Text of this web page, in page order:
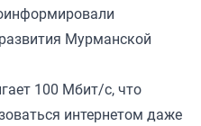
Мурманской
100 Мбит/с, что
интернетом даже